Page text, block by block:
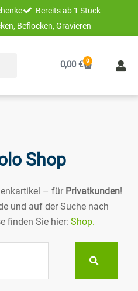
Bereits ab 1 Stück
Beflocken, Gravieren
0,00€ 0
Warenkorb
Shop
– für Privatkunden!
und auf der Suche nach
finden Sie hier: Shop.